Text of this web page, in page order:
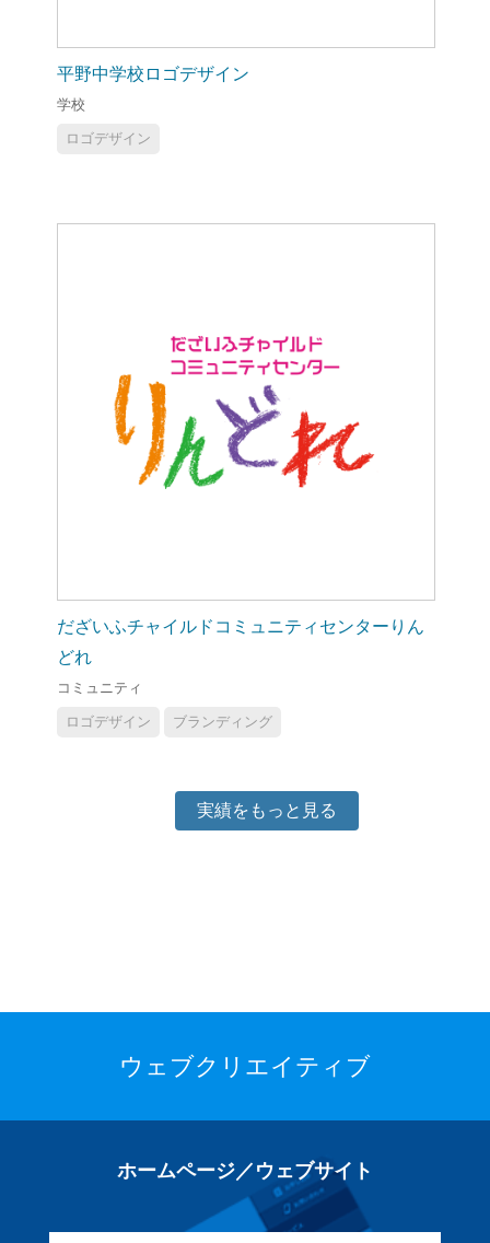
平野中学校ロゴデザイン
学校
ロゴデザイン
だざいふチャイルドコミュニティセンターりん
どれ
コミュニティ
ロゴデザイン ブランディング
実績をもっと見る
ウェブクリエイティブ
ホームページ／ウェブサイト